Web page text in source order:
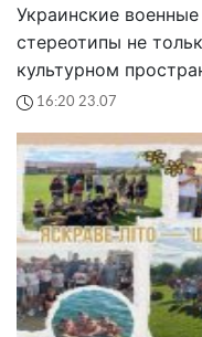
Украинские
стереотипы не
культурном
16:20 23.07